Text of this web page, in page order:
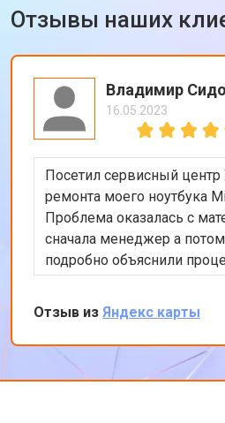
Отзывы наших
Владимир
16.05.2023
Посетил сервисный центр
ремонта моего ноутбука
Проблема оказалась с
сначала менеджер а
подробно объяснили
оставил заявку, в обед
вечеру ноутбук был
Впечатлен
ремонта.
Отзыв из Яндекс карты